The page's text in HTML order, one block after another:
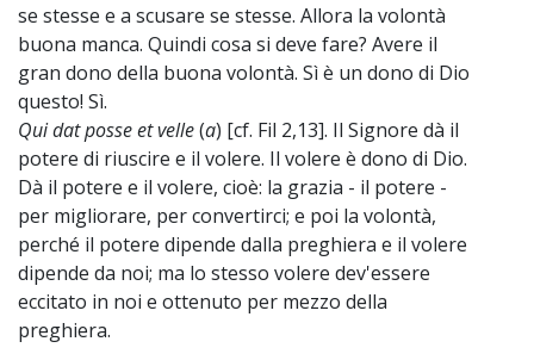
se stesse e a scusare se stesse. Allora la volontà
buona manca. Quindi cosa si deve fare? Avere il
gran dono della buona volontà. Sì è un dono di Dio
questo! Sì.
Qui dat posse et velle(a) [cf. Fil 2,13]. Il Signore dà il
potere di riuscire e il volere. Il volere è dono di Dio.
Dà il potere e il volere, cioè: la grazia - il potere -
per migliorare, per convertirci; e poi la volontà,
perché il potere dipende dalla preghiera e il volere
dipende da noi; ma lo stesso volere dev'essere
eccitato in noi e ottenuto per mezzo della
preghiera.